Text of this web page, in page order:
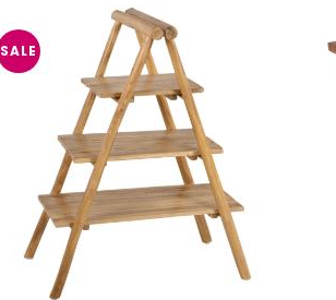
SALE